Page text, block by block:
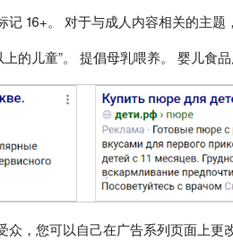
记 16+。 对于与成人内容相关的主题
的儿童”。 提倡母乳喂养。 婴儿食品
众，您可以自己在广告系列页面上更